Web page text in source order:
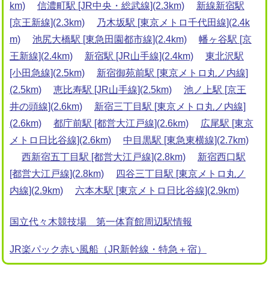
km)
信濃町駅 [JR中央・総武線](2.3km)
新線新宿駅
[京王新線](2.3km)
乃木坂駅 [東京メトロ千代田線](2.4k
m)
池尻大橋駅 [東急田園都市線](2.4km)
幡ヶ谷駅 [京
王新線](2.4km)
新宿駅 [JR山手線](2.4km)
東北沢駅
[小田急線](2.5km)
新宿御苑前駅 [東京メトロ丸ノ内線]
(2.5km)
恵比寿駅 [JR山手線](2.5km)
池ノ上駅 [京王
井の頭線](2.6km)
新宿三丁目駅 [東京メトロ丸ノ内線]
(2.6km)
都庁前駅 [都営大江戸線](2.6km)
広尾駅 [東京
メトロ日比谷線](2.6km)
中目黒駅 [東急東横線](2.7km)
西新宿五丁目駅 [都営大江戸線](2.8km)
新宿西口駅
[都営大江戸線](2.8km)
四谷三丁目駅 [東京メトロ丸ノ
内線](2.9km)
六本木駅 [東京メトロ日比谷線](2.9km)
国立代々木競技場 第一体育館周辺駅情報
JR楽パック赤い風船（JR新幹線・特急＋宿）